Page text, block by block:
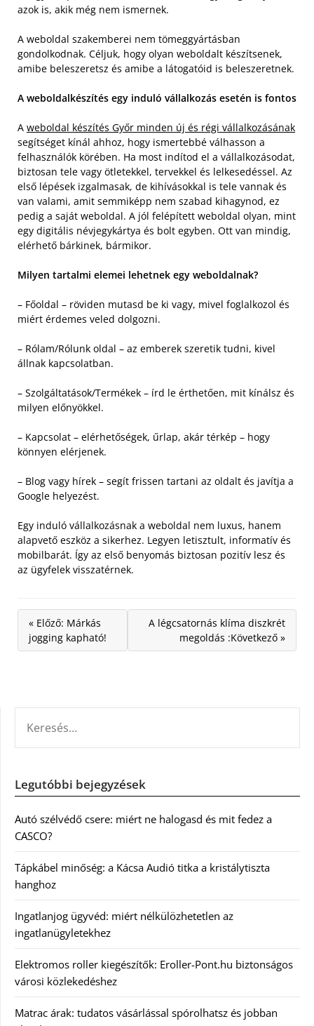
azok is, akik még nem ismernek.
A weboldal szakemberei nem tömeggyártásban
gondolkodnak. Céljuk, hogy olyan weboldalt készítsenek,
amibe beleszeretsz és amibe a látogatóid is beleszeretnek.
A weboldalkészítés egy induló vállalkozás esetén is fontos
A weboldal készítés Győr minden új és régi vállalkozásának
segítséget kínál ahhoz, hogy ismertebbé válhasson a
felhasználók körében. Ha most indítod el a vállalkozásodat,
biztosan tele vagy ötletekkel, tervekkel és lelkesedéssel. Az
első lépések izgalmasak, de kihívásokkal is tele vannak és
van valami, amit semmiképp nem szabad kihagynod, ez
pedig a saját weboldal. A jól felépített weboldal olyan, mint
egy digitális névjegykártya és bolt egyben. Ott van mindig,
elérhető bárkinek, bármikor.
Milyen tartalmi elemei lehetnek egy weboldalnak?
– Főoldal – röviden mutasd be ki vagy, mivel foglalkozol és
miért érdemes veled dolgozni.
– Rólam/Rólunk oldal – az emberek szeretik tudni, kivel
állnak kapcsolatban.
– Szolgáltatások/Termékek – írd le érthetően, mit kínálsz és
milyen előnyökkel.
– Kapcsolat – elérhetőségek, űrlap, akár térkép – hogy
könnyen elérjenek.
– Blog vagy hírek – segít frissen tartani az oldalt és javítja a
Google helyezést.
Egy induló vállalkozásnak a weboldal nem luxus, hanem
alapvető eszköz a sikerhez. Legyen letisztult, informatív és
mobilbarát. Így az első benyomás biztosan pozitív lesz és
az ügyfelek visszatérnek.
« Előző: Márkás
jogging kapható!
A légcsatornás klíma diszkrét
megoldás :Következő »
Legutóbbi bejegyzések
Autó szélvédő csere: miért ne halogasd és mit fedez a
CASCO?
Tápkábel minőség: a Kácsa Audió titka a kristálytiszta
hanghoz
Ingatlanjog ügyvéd: miért nélkülözhetetlen az
ingatlanügyletekhez
Elektromos roller kiegészítők: Eroller-Pont.hu biztonságos
városi közlekedéshez
Matrac árak: tudatos vásárlással spórolhatsz és jobban